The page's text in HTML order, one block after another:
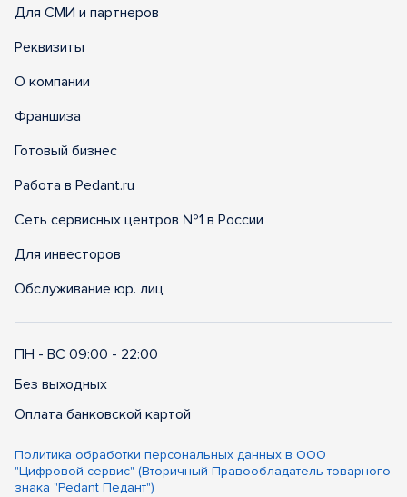
Для СМИ и партнеров
Реквизиты
О компании
Франшиза
Готовый бизнес
Работа в Pedant.ru
Сеть сервисных центров №1 в России
Для инвесторов
Обслуживание юр. лиц
ПН - ВС 09:00 - 22:00
Без выходных
Оплата банковской картой
Политика обработки персональных данных в ООО
"Цифровой сервис" (Вторичный Правообладатель товарного
знака "Pedant Педант")